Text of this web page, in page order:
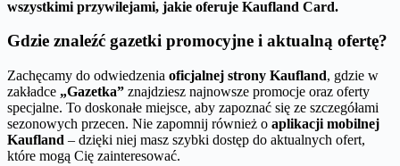
wszystkimi przywilejami, jakie oferuje Kaufland Card.
Gdzie znaleźć gazetki promocyjne i aktualną ofertę?
Zachęcamy do odwiedzenia oficjalnej strony Kaufland, gdzie w
zakładce „Gazetka” znajdziesz najnowsze promocje oraz oferty
specjalne. To doskonałe miejsce, aby zapoznać się ze szczegółami
sezonowych przecen. Nie zapomnij również o aplikacji mobilnej
Kaufland – dzięki niej masz szybki dostęp do aktualnych ofert,
które mogą Cię zainteresować.